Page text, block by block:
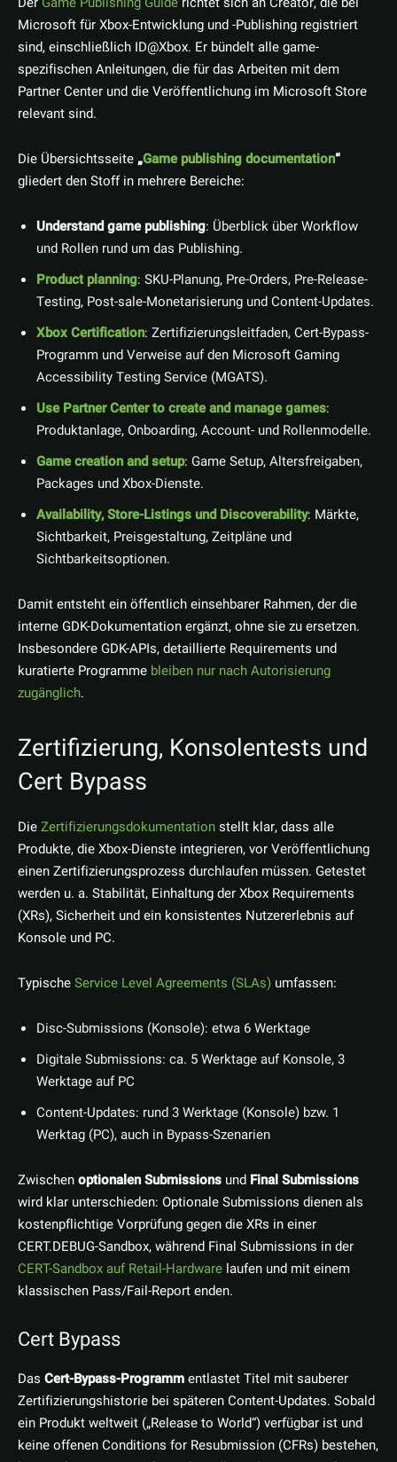
Microsoft für Xbox-Entwicklung und -Publishing registriert
sind, einschließlich ID@Xbox. Er bündelt alle game-
spezifischen Anleitungen, die für das Arbeiten mit dem
Partner Center und die Veröffentlichung im Microsoft Store
relevant sind.
Die Übersichtsseite„Game publishing documentation“
gliedert den Stoff in mehrere Bereiche:
Understand game publishing: Überblick über Workflow
und Rollen rund um das Publishing.
Product planning: SKU-Planung, Pre-Orders, Pre-Release-
Testing, Post-sale-Monetarisierung und Content-Updates.
Xbox Certification: Zertifizierungsleitfaden, Cert-Bypass-
Programm und Verweise auf den Microsoft Gaming
Accessibility Testing Service (MGATS).
Use Partner Center to create and manage games:
Produktanlage, Onboarding, Account- und Rollenmodelle.
Game creation and setup: Game Setup, Altersfreigaben,
Packages und Xbox-Dienste.
Availability, Store-Listings und Discoverability: Märkte,
Sichtbarkeit, Preisgestaltung, Zeitpläne und
Sichtbarkeitsoptionen.
Damit entsteht ein öffentlich einsehbarer Rahmen, der die
interne GDK-Dokumentation ergänzt, ohne sie zu ersetzen.
Insbesondere GDK-APIs, detaillierte Requirements und
kuratierte Programme bleiben nur nach Autorisierung
zugänglich.
Zertifizierung, Konsolentests und
Cert Bypass
DieZertifizierungsdokumentationstellt klar, dass alle
Produkte, die Xbox-Dienste integrieren, vor Veröffentlichung
einen Zertifizierungsprozess durchlaufen müssen. Getestet
werden u. a. Stabilität, Einhaltung der Xbox Requirements
(XRs), Sicherheit und ein konsistentes Nutzererlebnis auf
Konsole und PC.
TypischeService Level Agreements (SLAs) umfassen:
Disc-Submissions (Konsole): etwa 6 Werktage
Digitale Submissions: ca. 5 Werktage auf Konsole, 3
Werktage auf PC
Content-Updates: rund 3 Werktage (Konsole) bzw. 1
Werktag (PC), auch in Bypass-Szenarien
Zwischenoptionalen Submissions und Final Submissions
wird klar unterschieden: Optionale Submissions dienen als
kostenpflichtige Vorprüfung gegen die XRs in einer
CERT.DEBUG-Sandbox, während Final Submissions in der
CERT-Sandbox auf Retail-Hardware laufen und mit einem
klassischen Pass/Fail-Report enden.
Cert Bypass
Das Cert-Bypass-Programmentlastet Titel mit sauberer
Zertifizierungshistorie bei späteren Content-Updates. Sobald
ein Produkt weltweit („Release to World“) verfügbar ist und
keine offenen Conditions for Resubmission (CFRs) bestehen,